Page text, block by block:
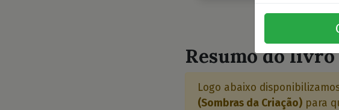
⭐⭐⭐
Resumo do livro
Logo abaixo
(Sombras da Criação) para